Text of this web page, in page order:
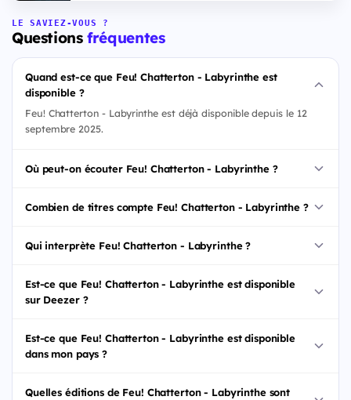
LE SAVIEZ-VOUS ?
Questionsfréquentes
Quand est-ce que Feu! Chatterton - Labyrinthe est
disponible ?
Feu! Chatterton - Labyrinthe est déjà disponible depuis le 12
septembre 2025.
Où peut-on écouter Feu! Chatterton - Labyrinthe ?
Combien de titres compte Feu! Chatterton - Labyrinthe ?
Qui interprète Feu! Chatterton - Labyrinthe ?
Est-ce que Feu! Chatterton - Labyrinthe est disponible
sur Deezer ?
Est-ce que Feu! Chatterton - Labyrinthe est disponible
dans mon pays ?
Quelles éditions de Feu! Chatterton - Labyrinthe sont